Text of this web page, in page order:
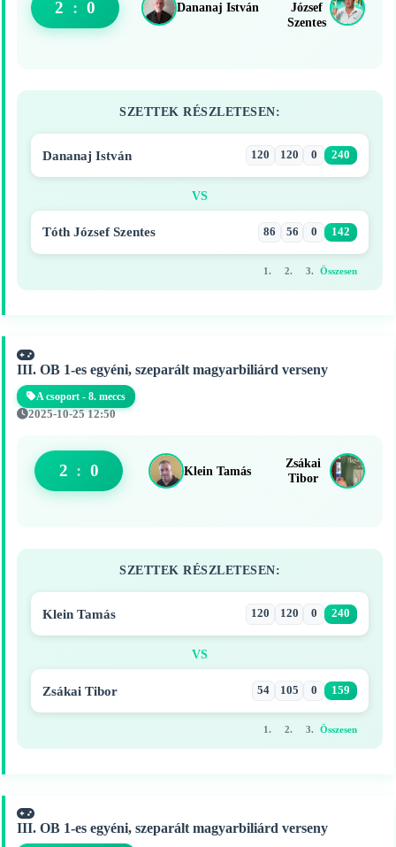
Dananaj István
2 : 0
József
Szentes
SZETTEK RÉSZLETESEN:
Dananaj István 120 120 0 240
VS
Tóth József Szentes 86 56 0 142
1. 2. 3. Összesen
III. OB 1-es egyéni, szeparált magyarbiliárd verseny
A csoport - 8. meccs
2025-10-25 12:50
Klein Tamás
2 : 0
Zsákai
Tibor
SZETTEK RÉSZLETESEN:
Klein Tamás 120 120 0 240
VS
Zsákai Tibor 54 105 0 159
1. 2. 3. Összesen
III. OB 1-es egyéni, szeparált magyarbiliárd verseny